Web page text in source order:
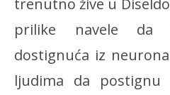
trenutno žive u
prilike navele
dostignuća iz
ljudima da